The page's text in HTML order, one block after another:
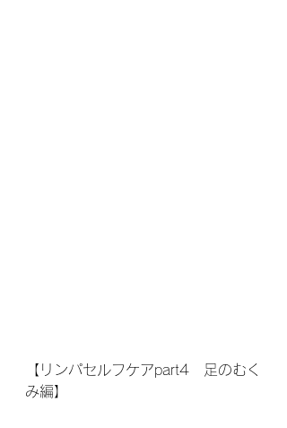
【リンパセルフケアpart4　足のむく
み編】